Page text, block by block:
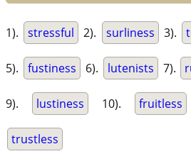
1). stressful 2). surliness 3).
5). fustiness 6). lutenists 7).
9). lustiness 10). fruitless
trustless